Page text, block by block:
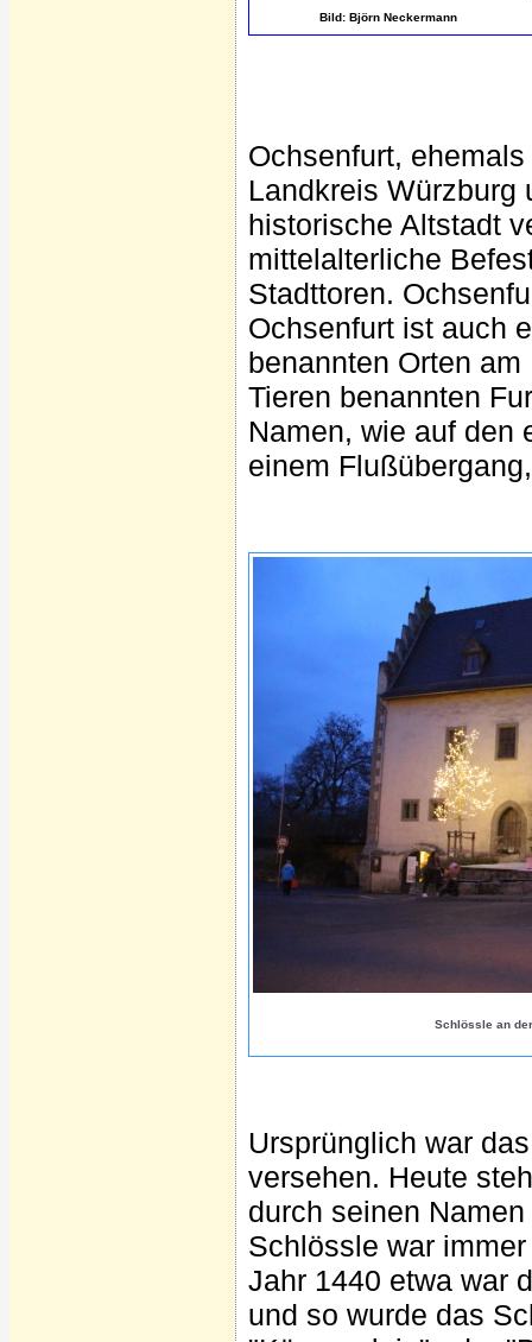
Bild: Björn Neckermann
Ochsenfurt,
Landkreis Würzburg
historische Altstadt
mittelalterliche
Stadttoren.
Ochsenfurt ist auch
benannten Orten
Tieren benannten
Namen, wie auf den
einem
Schlössle an
Ursprünglich war
versehen. Heute
durch seinen
Schlössle war
Jahr 1440 etwa war
und so wurde das